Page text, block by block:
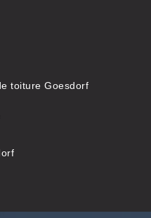
toiture Goesdorf